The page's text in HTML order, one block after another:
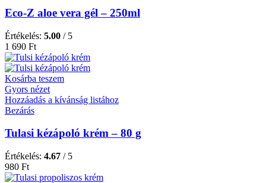
Eco-Z aloe vera gél – 250ml
Értékelés: 5.00 / 5
1 690 Ft
Kosárba teszem
Gyors nézet
Hozzáadás a kívánság listához
Bezárás
Tulasi kézápoló krém – 80 g
Értékelés: 4.67 / 5
980 Ft